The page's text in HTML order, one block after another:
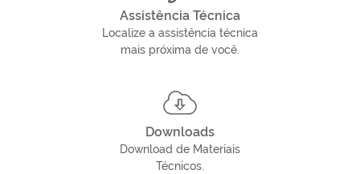
Assistência Técnica
Localize a assistência técnica
mais próxima de você.
Downloads
Download de Materiais
Técnicos.